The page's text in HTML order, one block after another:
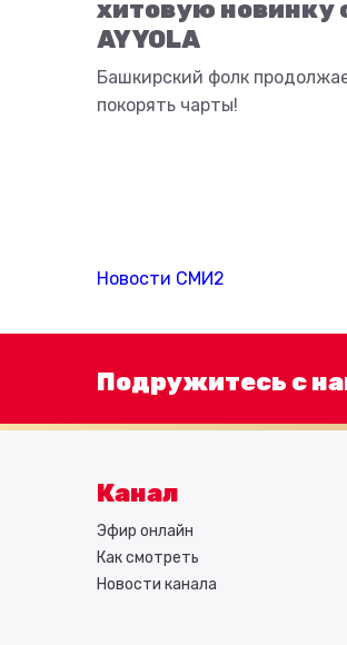
хитовую новинку
AY YOLA
Башкирский фолк
покорять чарты!
Новости СМИ2
Подружитесь с
Канал
Эфир онлайн
Как смотреть
Новости канала